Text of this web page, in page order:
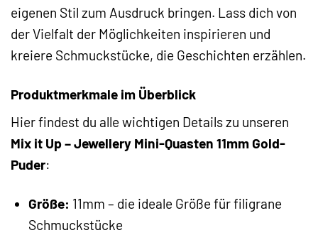
eigenen Stil zum Ausdruck bringen. Lass dich von
der Vielfalt der Möglichkeiten inspirieren und
kreiere Schmuckstücke, die Geschichten erzählen.
Produktmerkmale im Überblick
Hier findest du alle wichtigen Details zu unseren
Mix it Up – Jewellery Mini-Quasten 11mm Gold-
Puder:
Größe: 11mm – die ideale Größe für filigrane
Schmuckstücke